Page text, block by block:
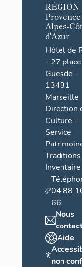
RÉGION
Provence-
Alpes-
d'Azur
Hôtel de
- 27
Guesde -
13481
Marseille
Direction
Culture -
Service
Inventaire
04 88
66
Nous
Aide
non